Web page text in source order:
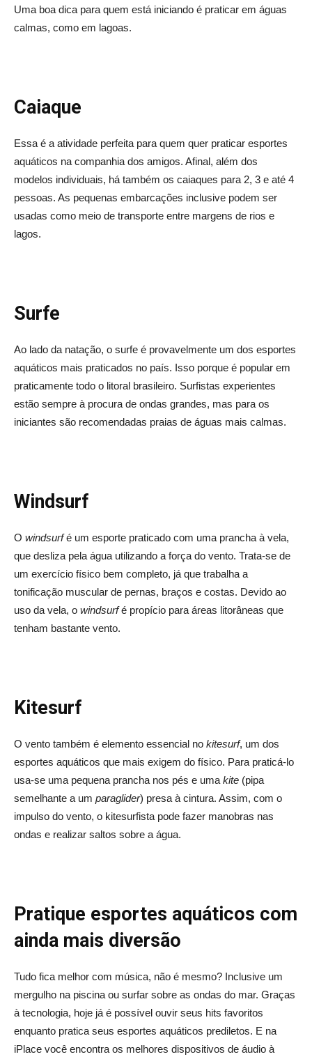
Uma boa dica para quem está iniciando é praticar em águas
calmas, como em lagoas.
Caiaque
Essa é a atividade perfeita para quem quer praticar esportes
aquáticos na companhia dos amigos. Afinal, além dos
modelos individuais, há também os caiaques para 2, 3 e até 4
pessoas. As pequenas embarcações inclusive podem ser
usadas como meio de transporte entre margens de rios e
lagos.
Surfe
Ao lado da natação, o surfe é provavelmente um dos esportes
aquáticos mais praticados no país. Isso porque é popular em
praticamente todo o litoral brasileiro. Surfistas experientes
estão sempre à procura de ondas grandes, mas para os
iniciantes são recomendadas praias de águas mais calmas.
Windsurf
O windsurfé um esporte praticado com uma prancha à vela,
que desliza pela água utilizando a força do vento. Trata-se de
um exercício físico bem completo, já que trabalha a
tonificação muscular de pernas, braços e costas. Devido ao
uso da vela, o windsurfé propício para áreas litorâneas que
tenham bastante vento.
Kitesurf
O vento também é elemento essencial no kitesurf, um dos
esportes aquáticos que mais exigem do físico. Para praticá-lo
usa-se uma pequena prancha nos pés e uma kite (pipa
semelhante a um paraglider) presa à cintura. Assim, com o
impulso do vento, o kitesurfista pode fazer manobras nas
ondas e realizar saltos sobre a água.
Pratique esportes aquáticos com
ainda mais diversão
Tudo fica melhor com música, não é mesmo? Inclusive um
mergulho na piscina ou surfar sobre as ondas do mar. Graças
à tecnologia, hoje já é possível ouvir seus hits favoritos
enquanto pratica seus esportes aquáticos prediletos. E na
iPlace você encontra os melhores dispositivos de áudio à